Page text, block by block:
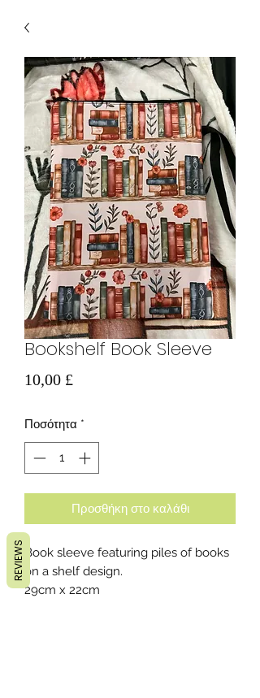
Bookshelf Book Sleeve
10,00 £
Ποσότητα *
Προσθήκη στο καλάθι
Book sleeve featuring piles of books
on a shelf design.
29cm x 22cm
REVIEWS